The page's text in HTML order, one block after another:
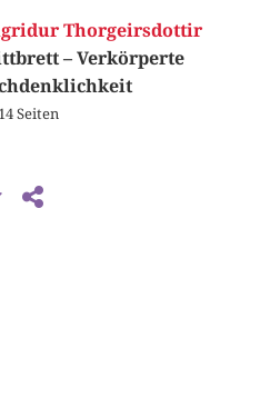
Thorgeirsdottir
– Verkörperte
Seiten